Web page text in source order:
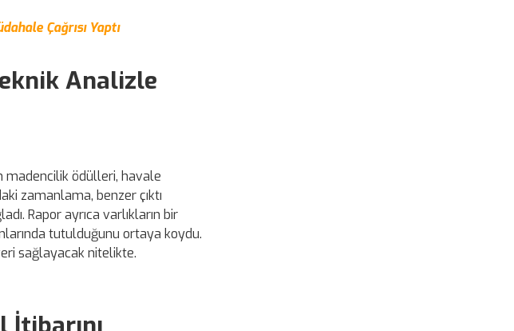
Çağrısı Yaptı
Analizle
madencilik ödülleri, havale
zamanlama, benzer çıktı
Rapor ayrıca varlıkların bir
tutulduğunu ortaya koydu.
sağlayacak nitelikte.